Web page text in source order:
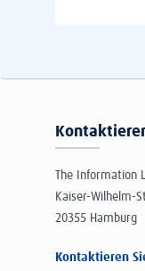
The Information
Kaiser-Wilhelm-
20355 Hamburg
Kontaktieren